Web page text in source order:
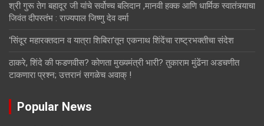
श्री गुरू तेग बहादूर जी यांचे सर्वोच्च बलिदान ,मानवी हक्क आणि धार्मिक स्वातंत्र्याचा
जिवंत दीपस्तंभ : राज्यपाल जिष्णु देव वर्मा
‘सिंदूर महारक्तदान व यात्रा शिबिरा’तून एकनाथ शिंदेंचा राष्ट्रभक्तीचा संदेश
ठाकरे, शिंदे की फडणवीस? कोणता मुख्यमंत्री भारी? तुकाराम मुंढेंना अडचणीत
टाकणारा प्रश्न; उत्तरानं सगळेच अवाक् !
Popular News